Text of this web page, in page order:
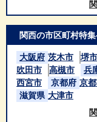
関西の市区町村特
大阪府 茨木市 堺市
吹田市
高槻市 兵
西宮市
京都府 京
滋賀県 大津市